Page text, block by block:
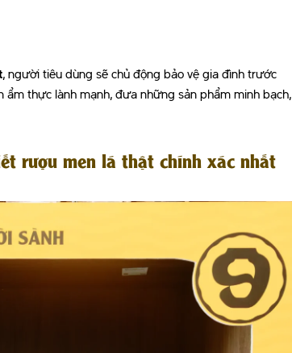
, người tiêu dùng sẽ chủ động bảo vệ gia đình trước
thực lành mạnh, đưa những sản phẩm minh bạch,
rượu men lá thật chính xác nhất